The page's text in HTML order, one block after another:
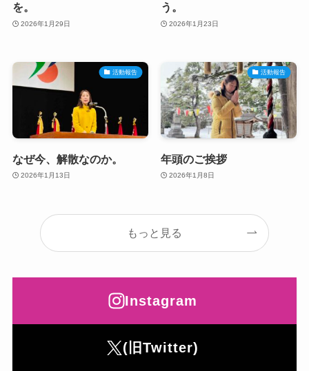
を。
2026年1月29日
う。
2026年1月23日
活動報告
なぜ今、解散なのか。
2026年1月13日
活動報告
年頭のご挨拶
2026年1月8日
もっと見る
Instagram
(旧Twitter)